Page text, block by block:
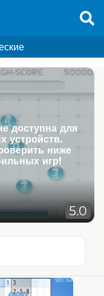
доступна для
устройств.
ниже
игр!
5.0